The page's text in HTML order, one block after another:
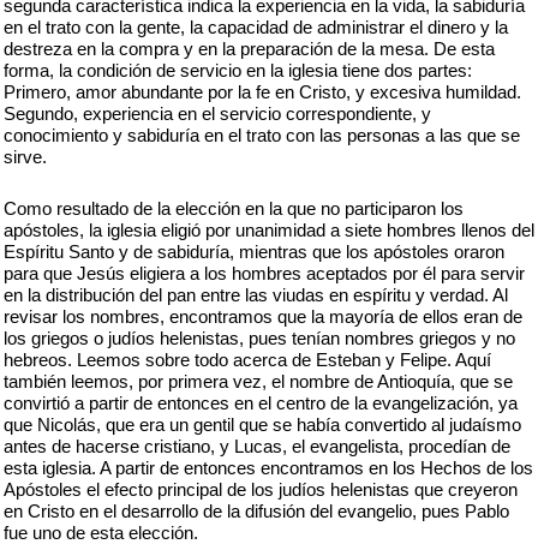
segunda característica indica la experiencia en la vida, la sabiduría
en el trato con la gente, la capacidad de administrar el dinero y la
destreza en la compra y en la preparación de la mesa. De esta
forma, la condición de servicio en la iglesia tiene dos partes:
Primero, amor abundante por la fe en Cristo, y excesiva humildad.
Segundo, experiencia en el servicio correspondiente, y
conocimiento y sabiduría en el trato con las personas a las que se
sirve.
Como resultado de la elección en la que no participaron los
apóstoles, la iglesia eligió por unanimidad a siete hombres llenos del
Espíritu Santo y de sabiduría, mientras que los apóstoles oraron
para que Jesús eligiera a los hombres aceptados por él para servir
en la distribución del pan entre las viudas en espíritu y verdad. Al
revisar los nombres, encontramos que la mayoría de ellos eran de
los griegos o judíos helenistas, pues tenían nombres griegos y no
hebreos. Leemos sobre todo acerca de Esteban y Felipe. Aquí
también leemos, por primera vez, el nombre de Antioquía, que se
convirtió a partir de entonces en el centro de la evangelización, ya
que Nicolás, que era un gentil que se había convertido al judaísmo
antes de hacerse cristiano, y Lucas, el evangelista, procedían de
esta iglesia. A partir de entonces encontramos en los Hechos de los
Apóstoles el efecto principal de los judíos helenistas que creyeron
en Cristo en el desarrollo de la difusión del evangelio, pues Pablo
fue uno de esta elección.